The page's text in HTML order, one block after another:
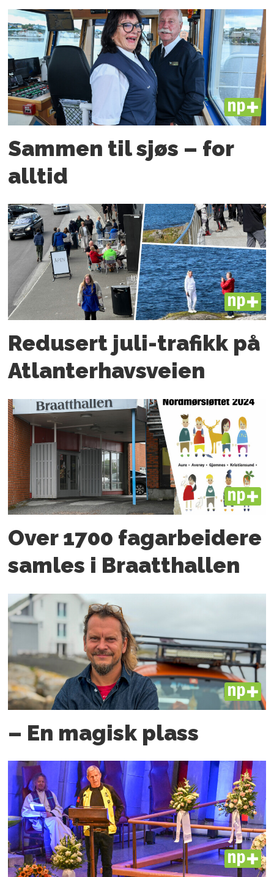
PLUS
Sammen til sjøs – for
alltid
PLUS
Redusert juli-trafikk på
Atlanter­havsveien
PLUS
Over 1700 fagarbeidere
samles i Braatthallen
PLUS
– En magisk plass
PLUS